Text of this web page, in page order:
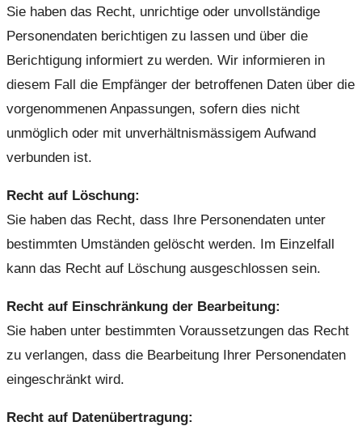
Sie haben das Recht, unrichtige oder unvollständige
Personendaten berichtigen zu lassen und über die
Berichtigung informiert zu werden. Wir informieren in
diesem Fall die Empfänger der betroffenen Daten über die
vorgenommenen Anpassungen, sofern dies nicht
unmöglich oder mit unverhältnismässigem Aufwand
verbunden ist.
Recht auf Löschung:
Sie haben das Recht, dass Ihre Personendaten unter
bestimmten Umständen gelöscht werden. Im Einzelfall
kann das Recht auf Löschung ausgeschlossen sein.
Recht auf Einschränkung der Bearbeitung:
Sie haben unter bestimmten Voraussetzungen das Recht
zu verlangen, dass die Bearbeitung Ihrer Personendaten
eingeschränkt wird.
Recht auf Datenübertragung: